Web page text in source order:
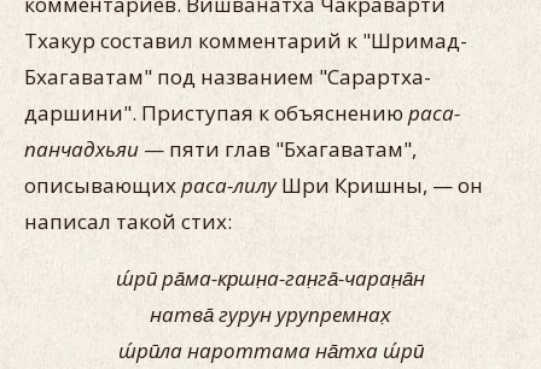
Тхакур составил комментарий к "Шримад-
Бхагаватам" под названием "Сарартха-
даршини". Приступая к объяснениюраса-
панчадхьяи — пяти глав "Бхагаватам",
описывающихраса-лилуШри Кришны, — он
написал такой стих:
ш́рӣ ра̄ма-кр̣шн̣а-ган̣га̄-чаран̣а̄н
натва̄ гурун урупремнах̣
ш́рӣла нароттама на̄тха ш́рӣ